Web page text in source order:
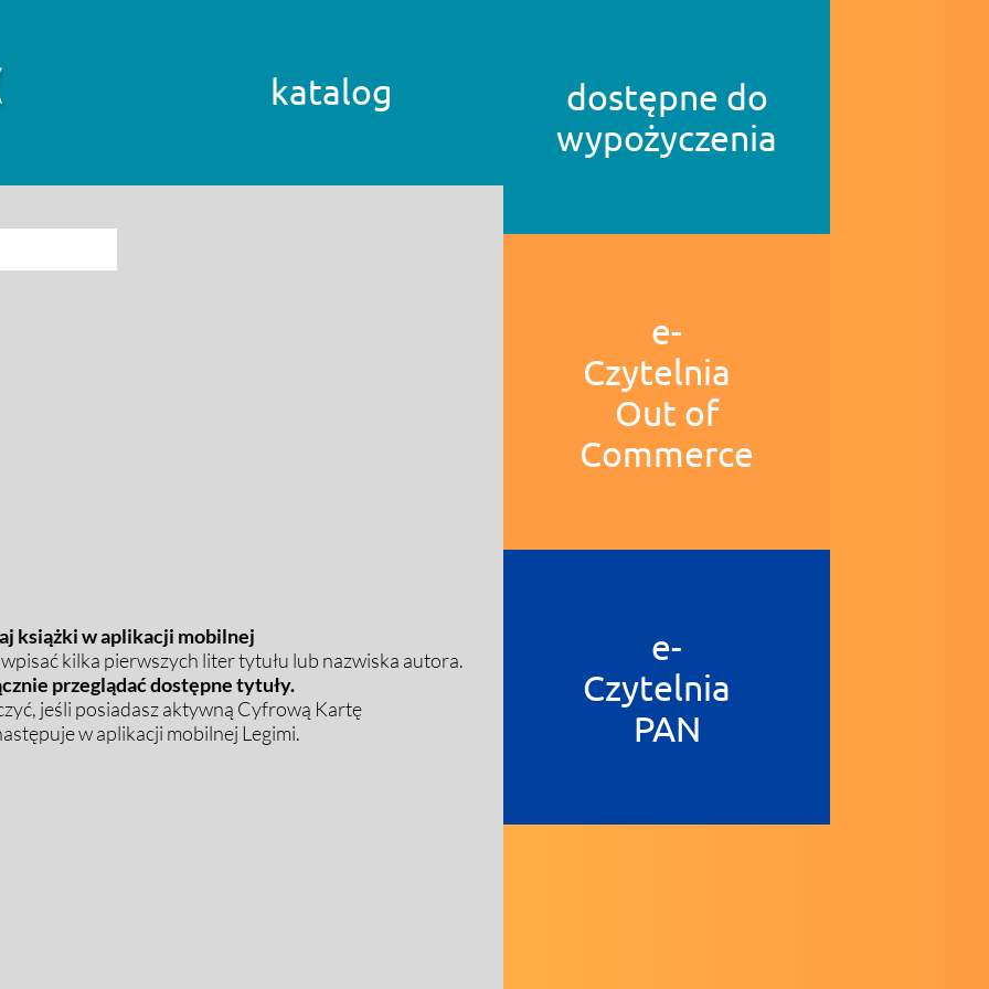
katalog
książki w aplikacji mobilnej
kilka pierwszych liter tytułu lub nazwiska autora.
przeglądać dostępne tytuły.
jeśli posiadasz aktywną Cyfrową Kartę
w aplikacji mobilnej Legimi.
dostępne do
wypożyczenia
e-
Czytelnia
Out of
Commerce
e-
Czytelnia
PAN